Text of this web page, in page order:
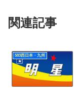
関連記事
583西日本・九州